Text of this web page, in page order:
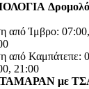
από Ίμβρο:
από Καμπάτεπε:
21:00
με